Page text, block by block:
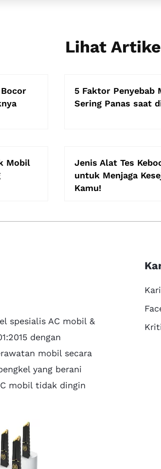
Lihat
5 Faktor Penyebab
Sering Panas saat
Mobil
Jenis Alat Tes
untuk Menjaga
Kamu!
spesialis AC mobil &
dengan
mobil secara
yang berani
mobil tidak dingin